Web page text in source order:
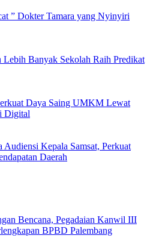
” Dokter Tamara yang Nyinyiri
Lebih Banyak Sekolah Raih Predikat
Daya Saing UMKM Lewat
Digital
Kepala Samsat, Perkuat
Daerah
Bencana, Pegadaian Kanwil III
BPBD Palembang